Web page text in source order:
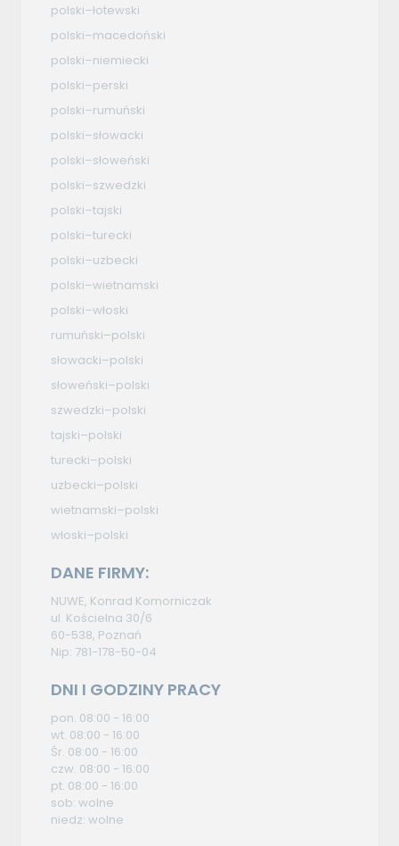
polski–łotewski
polski–macedoński
polski–niemiecki
polski–perski
polski–rumuński
polski–słowacki
polski–słoweński
polski–szwedzki
polski–tajski
polski–turecki
polski–uzbecki
polski–wietnamski
polski–włoski
rumuński–polski
słowacki–polski
słoweński–polski
szwedzki–polski
tajski–polski
turecki–polski
uzbecki–polski
wietnamski–polski
włoski–polski
DANE FIRMY:
NUWE, Konrad Komorniczak
ul. Kościelna 30/6
60-538, Poznań
Nip: 781-178-50-04
DNI I GODZINY PRACY
pon. 08:00 - 16:00
wt. 08:00 - 16:00
Śr. 08:00 - 16:00
czw. 08:00 - 16:00
pt. 08:00 - 16:00
sob: wolne
niedz: wolne